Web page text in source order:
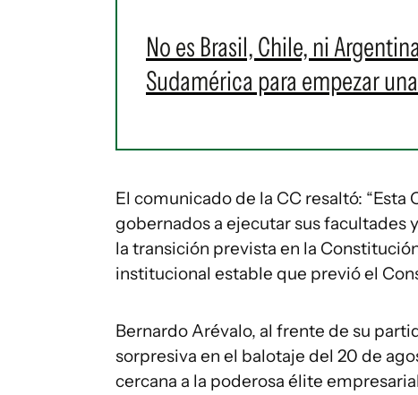
No es Brasil, Chile, ni
Sudamérica para empezar
El comunicado de la CC resaltó:
gobernados a ejecutar sus facultades
la transición prevista en la
institucional estable que previó el
Bernardo Arévalo, al frente de su
sorpresiva en el balotaje del 20 de
cercana a la poderosa élite